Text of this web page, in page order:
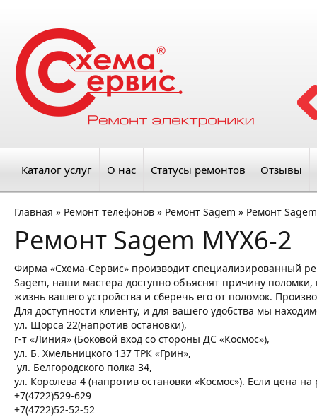
Каталог услуг О нас Статусы ремонтов Отзывы
Главная » Ремонт телефонов » Ремонт Sagem » Ремонт
Ремонт Sagem MYX6-2
Фирма «Схема-Сервис» производит специализированный
Sagem, наши мастера доступно объяснят причину
жизнь вашего устройства и сберечь его от поломок.
Для доступности клиенту, и для вашего удобства мы
ул. Щорса 22(напротив остановки),
г-т «Линия» (Боковой вход со стороны ДС «Космос»),
ул. Б. Хмельницкого 137 ТРК «Грин»,
ул. Белгородского полка 34,
ул. Королева 4 (напротив остановки «Космос»). Если цена
+7(4722)529-629
+7(4722)52-52-52